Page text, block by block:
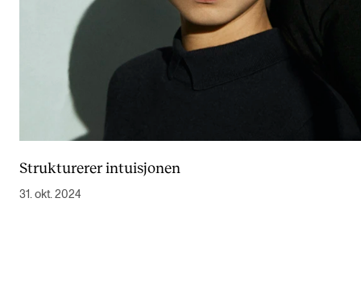
Strukturerer intuisjonen
31. okt. 2024